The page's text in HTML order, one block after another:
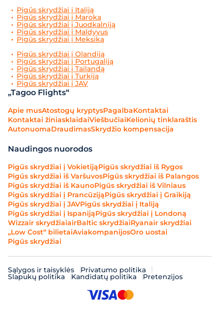
Pigūs skrydžiai į Italiją
Pigūs skrydžiai į Maroką
Pigūs skrydžiai į Juodkalniją
Pigūs skrydžiai į Maldyvus
Pigūs skrydžiai į Meksiką
Pigūs skrydžiai į Olandiją
Pigūs skrydžiai į Portugaliją
Pigūs skrydžiai į Tailandą
Pigūs skrydžiai į Turkiją
Pigūs skrydžiai į JAV
„Tagoo Flights“
Apie musAtostogų kryptysPagalbaKontaktai
Kontaktai žiniasklaidaiViešbučiaiKelionių tinklaraštis
AutonuomaDraudimasSkrydžio kompensacija
Naudingos nuorodos
Pigūs skrydžiai į VokietijąPigūs skrydžiai iš Rygos
Pigūs skrydžiai iš VaršuvosPigūs skrydžiai iš Palangos
Pigūs skrydžiai iš KaunoPigūs skrydžiai iš Vilniaus
Pigūs skrydžiai į PrancūzijąPigūs skrydžiai į Graikiją
Pigūs skrydžiai į JAVPigūs skrydžiai į Italiją
Pigūs skrydžiai į IspanijąPigūs skrydžiai į Londoną
Wizzair skrydžiaiairBaltic skrydžiaiRyanair skrydžiai
„Low Cost“ bilietaiAviakompanijosOro uostai
Pigūs skrydžiai
Sąlygos ir taisyklės Privatumo politika
Slapukų politika Kandidatų politika Pretenzijos